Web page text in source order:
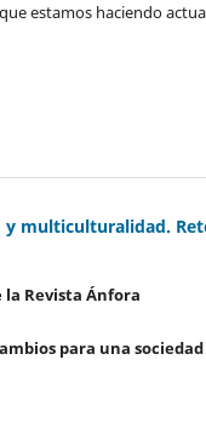
estamos haciendo
multiculturalidad.
Revista Ánfora
para una